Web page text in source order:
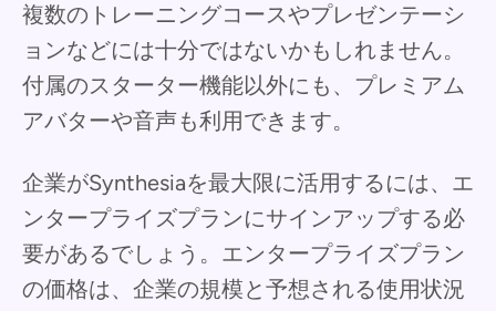
複数のトレーニングコースやプレゼンテーシ
ョンなどには十分ではないかもしれません。
付属のスターター機能以外にも、プレミアム
アバターや音声も利用できます。
企業がSynthesiaを最大限に活用するには、エ
ンタープライズプランにサインアップする必
要があるでしょう。エンタープライズプラン
の価格は、企業の規模と予想される使用状況